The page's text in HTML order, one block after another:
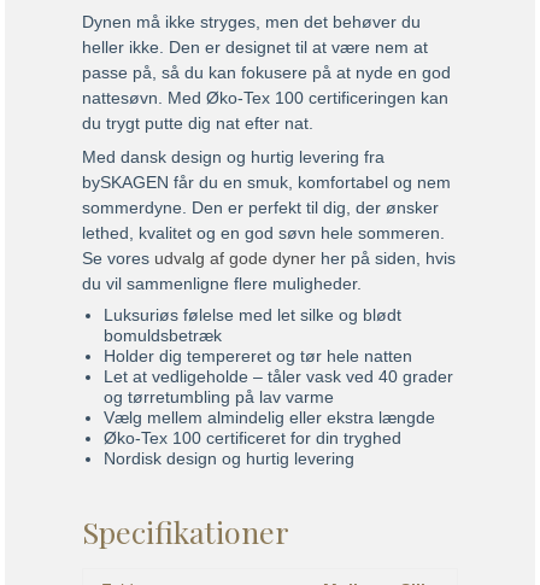
Dynen må ikke stryges, men det behøver du
heller ikke. Den er designet til at være nem at
passe på, så du kan fokusere på at nyde en god
nattesøvn. Med Øko-Tex 100 certificeringen kan
du trygt putte dig nat efter nat.
Med dansk design og hurtig levering fra
bySKAGEN får du en smuk, komfortabel og nem
sommerdyne. Den er perfekt til dig, der ønsker
lethed, kvalitet og en god søvn hele sommeren.
Se vores udvalg af gode dyner her på siden, hvis
du vil sammenligne flere muligheder.
Luksuriøs følelse med let silke og blødt
bomuldsbetræk
Holder dig tempereret og tør hele natten
Let at vedligeholde – tåler vask ved 40 grader
og tørretumbling på lav varme
Vælg mellem almindelig eller ekstra længde
Øko-Tex 100 certificeret for din tryghed
Nordisk design og hurtig levering
Specifikationer